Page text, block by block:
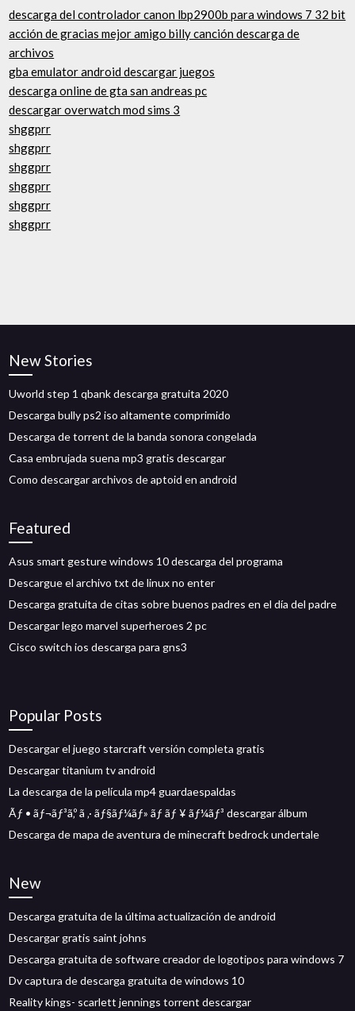
descarga del controlador canon lbp2900b para windows 7 32 bit
acción de gracias mejor amigo billy canción descarga de
archivos
gba emulator android descargar juegos
descarga online de gta san andreas pc
descargar overwatch mod sims 3
shggprr
shggprr
shggprr
shggprr
shggprr
shggprr
New Stories
Uworld step 1 qbank descarga gratuita 2020
Descarga bully ps2 iso altamente comprimido
Descarga de torrent de la banda sonora congelada
Casa embrujada suena mp3 gratis descargar
Como descargar archivos de aptoid en android
Featured
Asus smart gesture windows 10 descarga del programa
Descargue el archivo txt de linux no enter
Descarga gratuita de citas sobre buenos padres en el día del padre
Descargar lego marvel superheroes 2 pc
Cisco switch ios descarga para gns3
Popular Posts
Descargar el juego starcraft versión completa gratis
Descargar titanium tv android
La descarga de la película mp4 guardaespaldas
Ãƒ • ãƒ¬ãƒ³ã‚º ã ‚· ãƒ§ãƒ¼ãƒ» ãƒ ãƒ ¥ ãƒ¼ãƒ³ descargar álbum
Descarga de mapa de aventura de minecraft bedrock undertale
New
Descarga gratuita de la última actualización de android
Descargar gratis saint johns
Descarga gratuita de software creador de logotipos para windows 7
Dv captura de descarga gratuita de windows 10
Reality kings- scarlett jennings torrent descargar